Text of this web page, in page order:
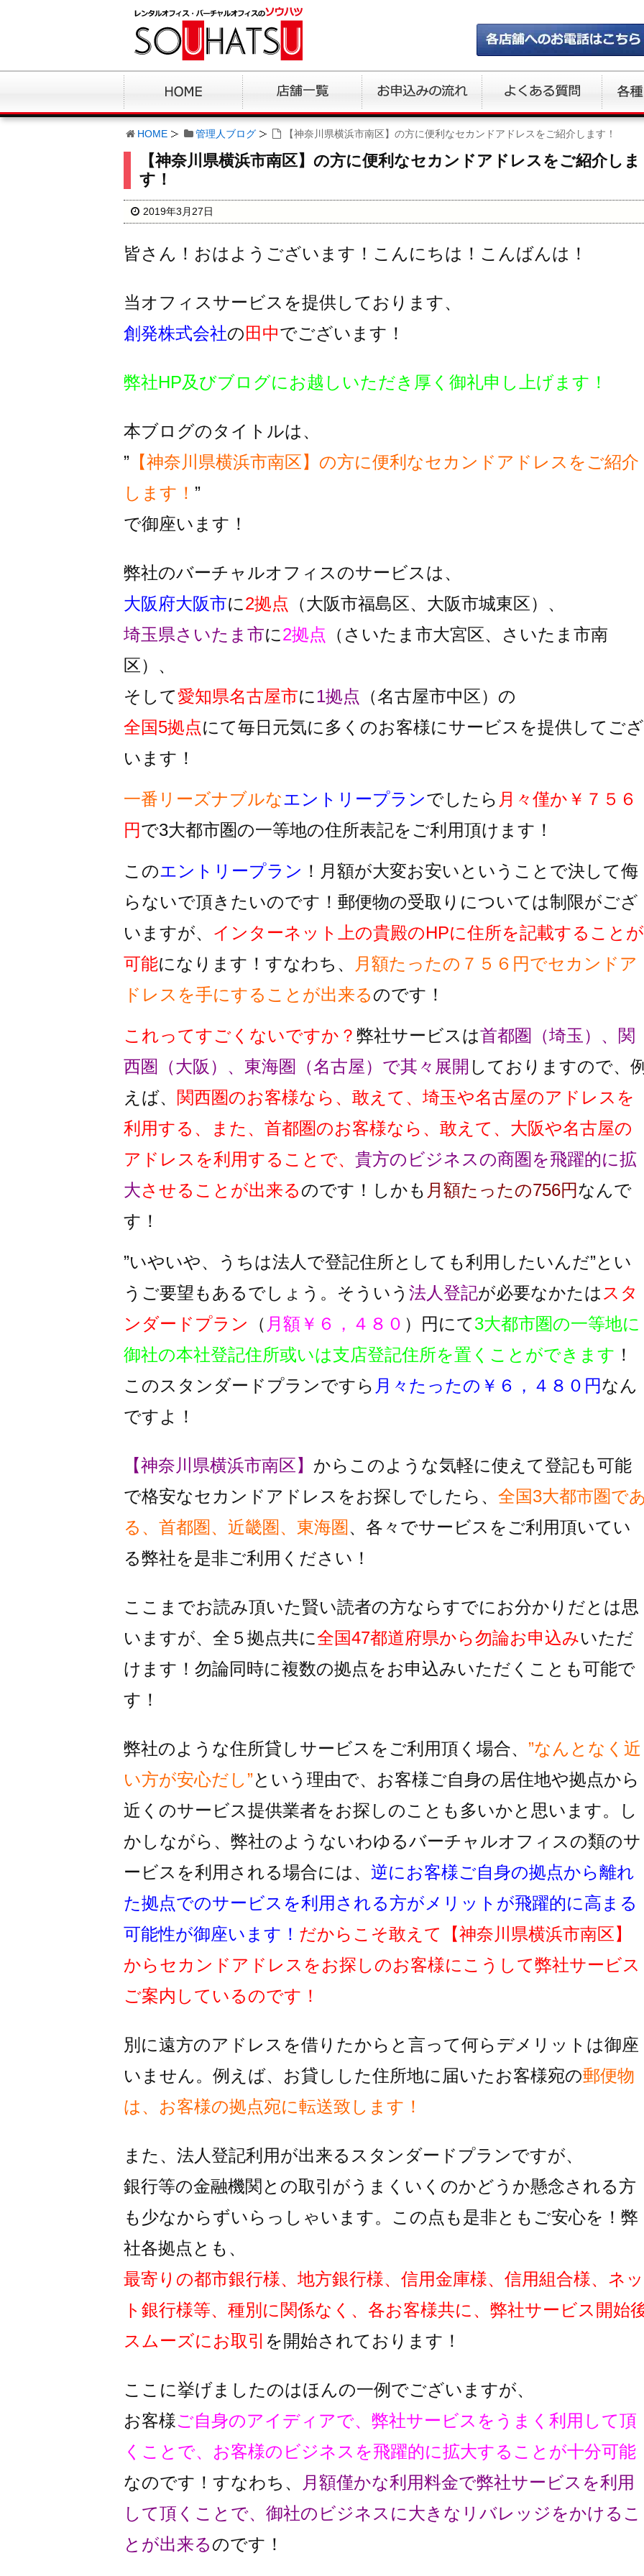
HOME 管理人ブログ 【神奈川県横浜市南区】の方に便利なセカンドアドレスをご紹介します！
【神奈川県横浜市南区】の方に便利なセカンドアドレスをご紹介しま
す！
2019年3月27日
皆さん！おはようございます！こんにちは！こんばんは！
当オフィスサービスを提供しております、
創発株式会社の田中でございます！
弊社HP及びブログにお越しいただき厚く御礼申し上げます！
本ブログのタイトルは、
” 【神奈川県横浜市南区】の方に便利なセカンドアドレスをご紹介
します！ ”
で御座います！
弊社のバーチャルオフィスのサービスは、
大阪府大阪市に2拠点 （大阪市福島区、大阪市城東区）、
埼玉県さいたま市に2拠点 （さいたま市大宮区、さいたま市南
区）、
そして愛知県名古屋市に1拠点 （名古屋市中区）の
全国5拠点にて毎日元気に多くのお客様にサービスを提供してござ
います！
一番リーズナブルなエントリープランでしたら 月々僅か￥７５６
円で3大都市圏の一等地の住所表記をご利用頂けます！
このエントリープラン ！月額が大変お安いということで決して侮
らないで頂きたいのです！郵便物の受取りについては制限がござ
いますが、 インターネット上の貴殿のHPに住所を記載することが
可能になります！すなわち、
月額たったの７５６円でセカンドア
ドレスを手にすることが出来るのです！
これってすごくないですか？ 弊社サービスは首都圏（埼玉）、関
西圏（大阪）、東海圏（名古屋）で其々展開 しておりますので、例
えば、 関西圏のお客様なら、敢えて、埼玉や名古屋のアドレスを
利用する、また、首都圏のお客様なら、敢えて、大阪や名古屋の
アドレスを利用することで、 貴方のビジネスの商圏を飛躍的に拡
大させることが出来るのです！しかも 月額たったの756円なんで
す！
”いやいや、うちは法人で登記住所としても利用したいんだ”とい
うご要望もあるでしょう。そういう 法人登記が必要なかたは スタ
ンダードプラン
（ 月額￥６，４８０ ）円にて3大都市圏の一等地に
御社の本社登記住所或いは支店登記住所を置くことができます ！
このスタンダードプランですら 月々たったの￥６，４８０円なん
ですよ！
【神奈川県横浜市南区】 からこのような気軽に使えて登記も可能
で格安なセカンドアドレスをお探しでしたら、 全国3大都市圏であ
る、首都圏、近畿圏、東海圏 、各々でサービスをご利用頂いてい
る弊社を是非ご利用ください！
ここまでお読み頂いた賢い読者の方ならすでにお分かりだとは思
いますが、全５拠点共に全国47都道府県から勿論お申込みいただ
けます！ 勿論同時に複数の拠点をお申込みいただくことも可能で
す！
弊社のような住所貸しサービスをご利用頂く場合、 ”なんとなく近
い方が安心だし”という理由で、お客様ご自身の居住地や拠点から
近くのサービス提供業者をお探しのことも多いかと思います。し
かしながら、 弊社のようないわゆるバーチャルオフィスの類のサ
ービスを利用される場合には、 逆にお客様ご自身の拠点から離れ
た拠点でのサービスを利用 される方がメリットが飛躍的に高まる
可能性が御座います！ だからこそ敢えて
【神奈川県横浜市南区】
からセカンドアドレスをお探しのお客様にこうして弊社サービス
ご案内しているのです！
別に遠方のアドレスを借りたからと言って何らデメリットは御座
いません。例えば、お貸しした住所地に届いたお客様宛の郵便物
は、お客様の拠点宛に転送致します！
また、法人登記利用が出来るスタンダードプランですが、
銀行等の金融機関との取引がうまくいくのかどうか懸念される方
も少なからずいらっしゃいます。この点も是非ともご安心を！弊
社各拠点とも、
最寄りの都市銀行様、地方銀行様、信用金庫様、信用組合様、ネッ
ト銀行様等、種別に関係なく、各お客様共に、弊社サービス開始
スムーズに お取引 を開始されております！
ここに挙げましたのはほんの一例でございますが、
お客様ご自身のアイディアで、弊社サービスをうまく利用して頂
くことで、 お客様のビジネスを飛躍的に拡大することが十分可能
なのです！ すなわち、
月額僅かな利用料金で弊社サービスを利用
して頂くことで、 御社のビジネスに大きなリバレッジをかけるこ
とが出来るのです！